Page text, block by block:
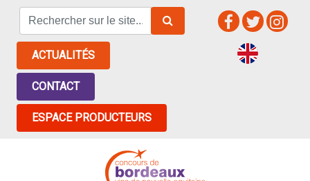
ACTUALITÉS
CONTACT
ESPACE PRODUCTEURS